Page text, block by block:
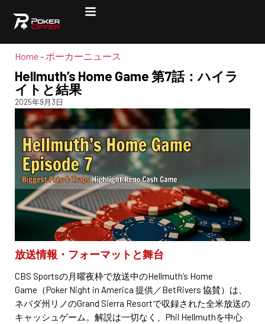
Home- ポーカーニュース
Hellmuth’s Home Game 第7話：ハイラ
イトと結果
2025年9月3日
放送情報・フォーマットと舞台
CBS Sportsの月曜夜枠で放送中のHellmuth’s Home
Game（Poker Night in America 提供／BetRivers 協賛）は、
ネバダ州リノのGrand Sierra Resortで収録された全米放送の
キャッシュゲーム。解説は一切なく、Phil Hellmuthを中心